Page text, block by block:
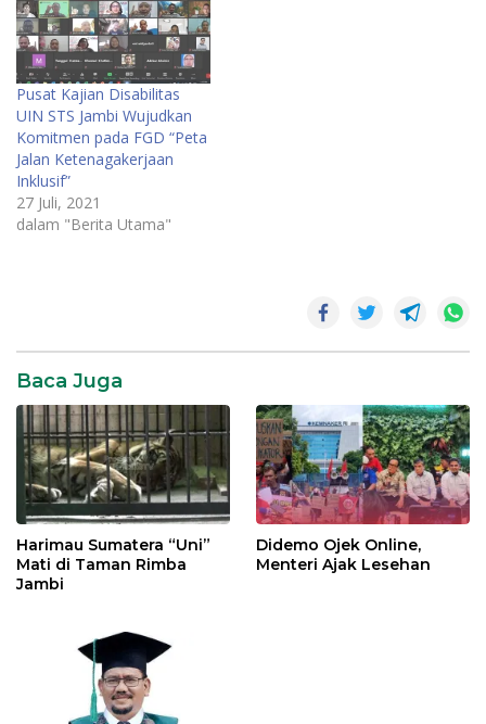
Pusat Kajian Disabilitas
UIN STS Jambi Wujudkan
Komitmen pada FGD “Peta
Jalan Ketenagakerjaan
Inklusif”
27 Juli, 2021
dalam "Berita Utama"
Baca Juga
Harimau Sumatera “Uni”
Mati di Taman Rimba
Jambi
Didemo Ojek Online,
Menteri Ajak Lesehan